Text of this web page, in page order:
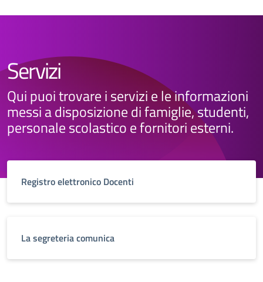
Servizi
Qui puoi trovare i servizi e le informazioni
messi a disposizione di famiglie, studenti,
personale scolastico e fornitori esterni.
Registro elettronico Docenti
La segreteria comunica